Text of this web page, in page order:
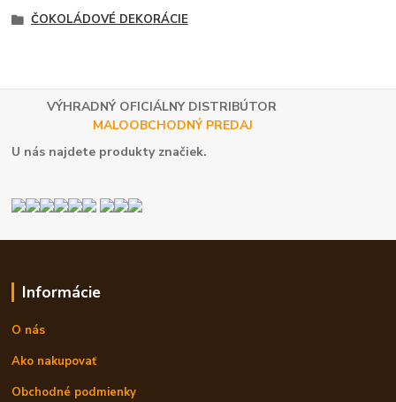
ČOKOLÁDOVÉ DEKORÁCIE
VÝHRADNÝ OFICIÁLNY DISTRIBÚTOR
MALOOBCHODNÝ PREDAJ
U nás najdete produkty značiek.
Informácie
O nás
Ako nakupovať
Obchodné podmienky